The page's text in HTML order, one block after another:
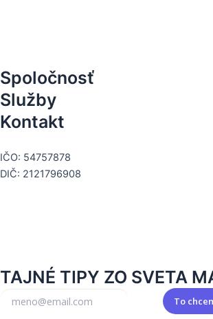
Spoločnosť
Služby
Kontakt
IČO: 54757878
DIČ: 2121796908
TAJNÉ TIPY ZO SVETA
To